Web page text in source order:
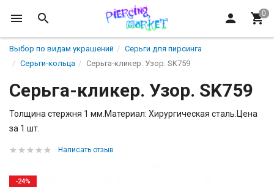
Выбор по видам украшений
Серьги для пирсинга
Серьги-кольца
Серьга-кликер. Узор. SK759
Серьга-кликер. Узор. SK759
Толщина стержня 1 мм.Материал: Хирургическая сталь.Цена
за 1 шт.
Написать отзыв
-24%